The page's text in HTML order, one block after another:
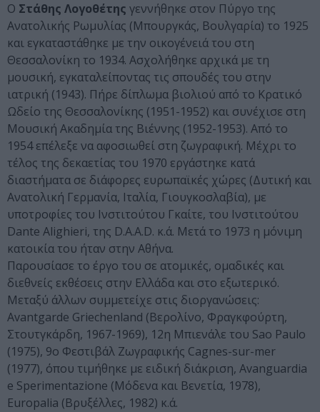
Ο Στάθης Λογοθέτης γεννήθηκε στον Πύργο της
Ανατολικής Ρωμυλίας (Μπουργκάς, Βουλγαρία) το 1925
και εγκαταστάθηκε με την οικογένειά του στη
Θεσσαλονίκη το 1934. Ασχολήθηκε αρχικά με τη
μουσική, εγκαταλείποντας τις σπουδές του στην
ιατρική (1943). Πήρε δίπλωμα βιολιού από το Κρατικό
Ωδείο της Θεσσαλονίκης (1951-1952) και συνέχισε στη
Μουσική Ακαδημία της Βιέννης (1952-1953). Από το
1954 επέλεξε να αφοσιωθεί στη ζωγραφική. Μέχρι το
τέλος της δεκαετίας του 1970 εργάστηκε κατά
διαστήματα σε διάφορες ευρωπαϊκές χώρες (Δυτική και
Ανατολική Γερμανία, Ιταλία, Γιουγκοσλαβία), με
υποτροφίες του Ινστιτούτου Γκαίτε, του Ινστιτούτου
Dante Alighieri, της D.A.A.D. κ.ά. Μετά το 1973 η μόνιμη
κατοικία του ήταν στην Αθήνα.
Παρουσίασε το έργο του σε ατομικές, ομαδικές και
διεθνείς εκθέσεις στην Ελλάδα και στο εξωτερικό.
Μεταξύ άλλων συμμετείχε στις διοργανώσεις:
Avantgarde Griechenland (Βερολίνο, Φραγκφούρτη,
Στουτγκάρδη, 1967-1969), 12η Μπιενάλε του Sao Paulo
(1975), 9ο Φεστιβάλ Ζωγραφικής Cagnes-sur-mer
(1977), όπου τιμήθηκε με ειδική διάκριση, Avanguardia
e Sperimentazione (Μόδενα και Βενετία, 1978),
Europalia (Βρυξέλλες, 1982) κ.ά.